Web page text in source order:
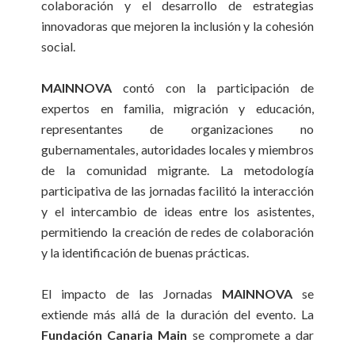
colaboración y el desarrollo de estrategias
innovadoras que mejoren la inclusión y la cohesión
social.
MAINNOVA contó con la participación de
expertos en familia, migración y educación,
representantes de organizaciones no
gubernamentales, autoridades locales y miembros
de la comunidad migrante. La metodología
participativa de las jornadas facilitó la interacción
y el intercambio de ideas entre los asistentes,
permitiendo la creación de redes de colaboración
y la identificación de buenas prácticas.
El impacto de las Jornadas MAINNOVAse
extiende más allá de la duración del evento. La
Fundación Canaria Main se compromete a dar